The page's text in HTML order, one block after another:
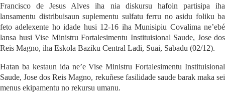
Francisco de Jesus Alves iha nia diskursu hafoin partisipa iha
lansamentu distribuisaun suplementu sulfatu ferru no asidu foliku ba
feto adelexente ho idade husi 12-16 iha Munisipiu Covalima ne’ebé
lansa husi Vise Ministru Fortalesimentu Instituisional Saude, Jose dos
Reis Magno, iha Eskola Baziku Central Ladi, Suai, Sabadu (02/12).
Hatan ba kestaun ida ne’e Vise Ministru Fortalesimentu Instituisional
Saude, Jose dos Reis Magno, rekuñese fasilidade saude barak maka sei
menus ekipamentu no rekursu umanu.